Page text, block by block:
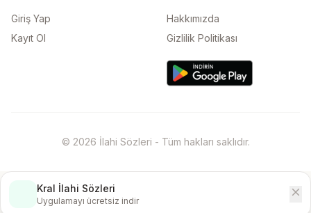
Giriş Yap
Kayıt Ol
Hakkımızda
Gizlilik Politikası
© 2026 İlahi Sözleri - Tüm hakları saklıdır.
Kral İlahi Sözleri
Uygulamayı ücretsiz indir
close